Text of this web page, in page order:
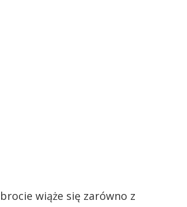
wiąże się zarówno z